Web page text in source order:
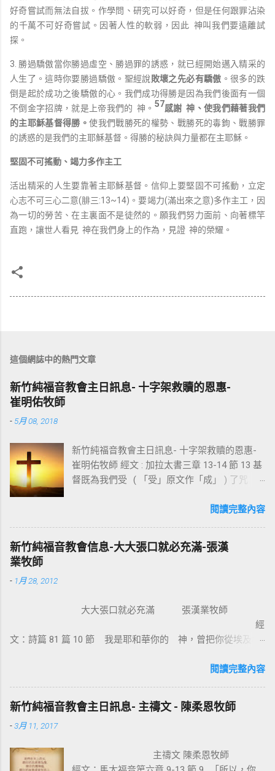
好奇嘗試而無法自拔。作學問、研究可以好奇，但是任何跟罪沾染
的千萬不可好奇嘗試。因著人性的軟弱，因此 神叫我們要遠離試
探。
3. 勝過驕傲當你勝過虛空、勝過罪的誘惑，就已經開始邁入精采的
人生了。這時你要勝過驕傲。聖經說敗壞之先必有驕傲 。很多的跌
倒是起於成功之後驕傲的心。我們成功得勝是因為我們後面有一個
不倒金字招牌，就是上帝我們的 神。 57感謝 神、使我們藉著我們
的主耶穌基督得勝。使我們戰勝死的權勢、戰勝死的毒鉤、戰勝罪
的誘惑的是我們的主耶穌基督。得勝的秘訣與力量都在主耶穌。
堅固不可搖動、竭力多作主工
活出精采的人生要靠著主耶穌基督。信仰上要堅固不可搖動，立定
心志不可三心二意(腓三:13~14)。要竭力(滿出來之意)多作主工，因
為一切的勞苦、在主裏面不是徒然的。願我們努力面前、向著標竿
直跑，讓世人看見 神在我們身上的作為，見證 神的榮耀。
這個網誌中的熱門文章
新竹純福音教會主日訊息- 十字架救贖的恩惠-
崔明佑牧師
- 5月 08, 2018
新竹純福音教會主日訊息- 十字架救贖的恩惠-
崔明佑牧師 經文 : 加拉太書三章 13-14 節 13 基
督既為我們受 ( 「受」原文作「成」 ) 了咒
著：「凡掛在木頭上都是被咒詛的。」 14 這
人，使我們因信得著所應許的聖靈。 基督教
信仰的核心是十字架，不管我們的知識理念如
穌基督並祂釘十字架，我不傳別的。今天我們
所需要的，就是耶穌基督並祂釘十字架。保羅
說耶穌基督就是神的智慧、神的能力，我們是
基督裡，他就是新造的人，舊事已過，都變成
新的了。 在基督裡成為新造的人有兩個意義：
一是修理舊的，使它能像新的一樣；二是把舊
的全部拆毀，再重新建立，根本上就完全改
獨十字架的大能才能讓我們改變，也就是神的
閱讀完整內容
新竹純福音教會信息-大大張口就必充滿-張漢
業牧師
- 1月 28, 2012
大大張口就必充滿 張漢業牧師
經
文：詩篇 81 篇 10 節 我是耶和華你的 神，曾把你從埃及地
張口？因為我們要得著救恩、恩典、醫治和救贖。耶穌把撒瑪
知我素來所行的一切。她就到城裏跟眾人作見證：「這位耶
穌，祂把我素來所行的，都說出來了」。彼得和約翰到美門
口，看見一位生來瘸腿的，彼得說：【 金和銀我都没有，只把
人就站起來，跳著敬拜讚美 神 】。我相信這人見到人就會大聲
閱讀完整內容
新竹純福音教會主日訊息- 主禱文 - 陳柔恩牧師
-3月 11, 2017
主禱文 陳柔恩牧師